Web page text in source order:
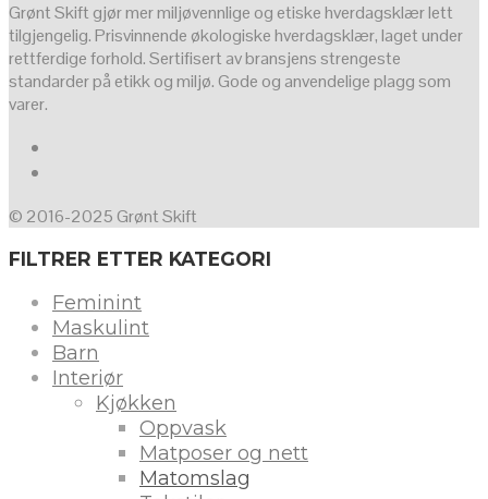
Grønt Skift gjør mer miljøvennlige og etiske hverdagsklær lett
tilgjengelig. Prisvinnende økologiske hverdagsklær, laget under
rettferdige forhold. Sertifisert av bransjens strengeste
standarder på etikk og miljø. Gode og anvendelige plagg som
varer.
© 2016-2025 Grønt Skift
FILTRER ETTER KATEGORI
Feminint
Maskulint
Barn
Interiør
Kjøkken
Oppvask
Matposer og nett
Matomslag